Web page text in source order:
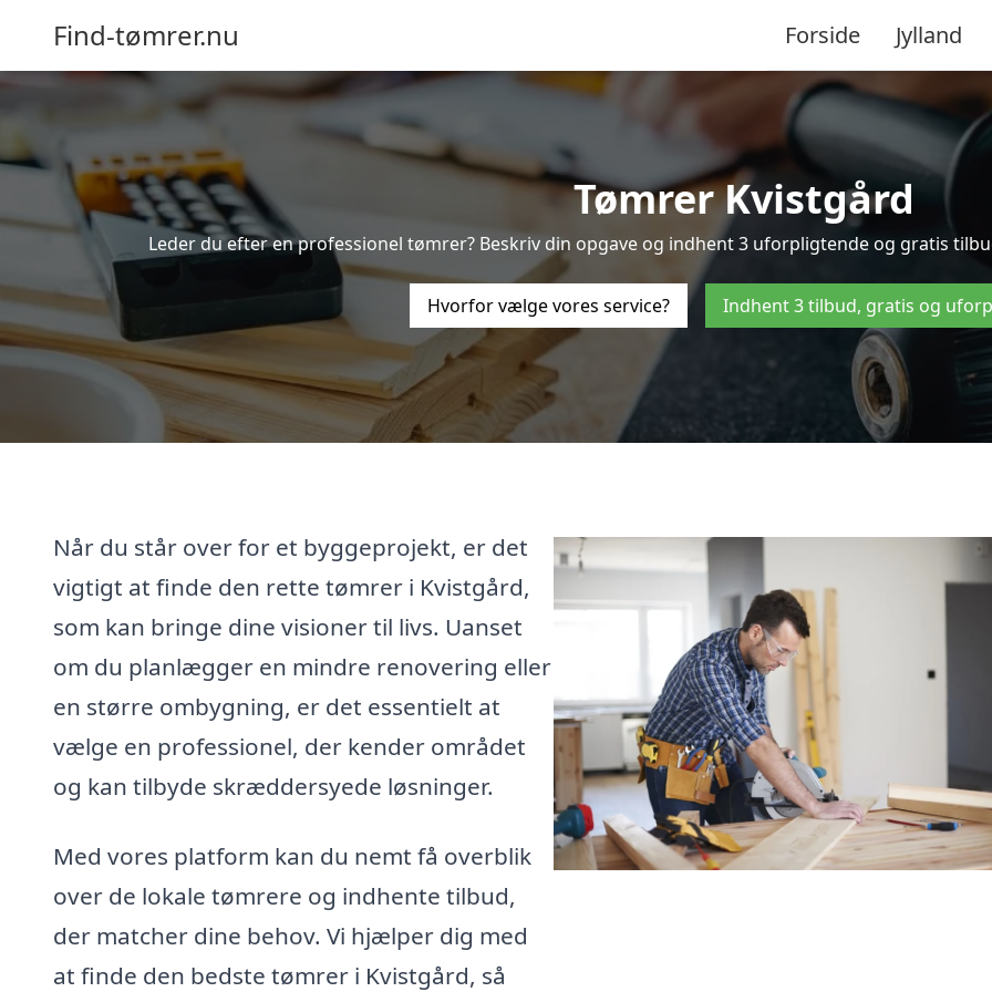
Find-tømrer.nu Forside Jylland
Tømrer Kvistgård
Leder du efter en professionel tømrer? Beskriv din opgave og indhent 3 uforpligtende og gratis
Hvorfor vælge vores service? Indhent 3 tilbud, gratis og
Når du står over for et byggeprojekt, er det
vigtigt at finde den rette tømrer i Kvistgård,
som kan bringe dine visioner til livs. Uanset
om du planlægger en mindre renovering eller
en større ombygning, er det essentielt at
vælge en professionel, der kender området
og kan tilbyde skræddersyede løsninger.
Med vores platform kan du nemt få overblik
over de lokale tømrere og indhente tilbud,
der matcher dine behov. Vi hjælper dig med
at finde den bedste tømrer i Kvistgård, så